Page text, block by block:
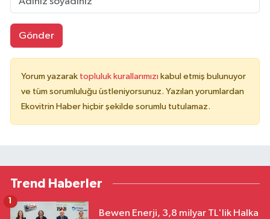
Gönder
Yorum yazarak topluluk kurallarımızı kabul etmiş bulunuyor
ve tüm sorumluluğu üstleniyorsunuz. Yazılan yorumlardan
Ekovitrin Haber hiçbir şekilde sorumlu tutulamaz.
Trend Haberler
Bewen Enerji, 3,8 milyar TL'lik Halka
1